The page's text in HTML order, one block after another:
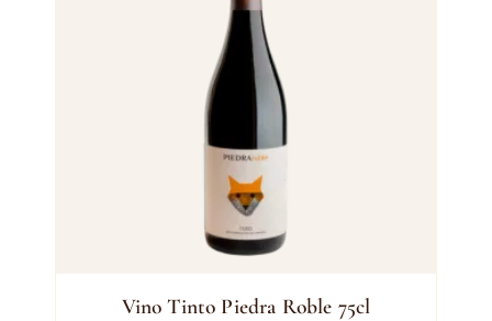
Vino Tinto Piedra Roble 75cl